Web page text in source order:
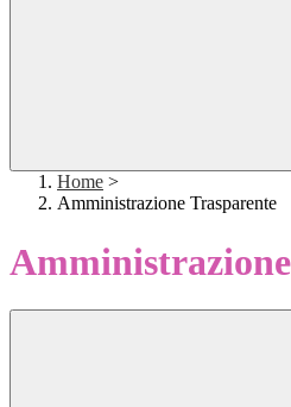
Home >
Amministrazione Trasparente